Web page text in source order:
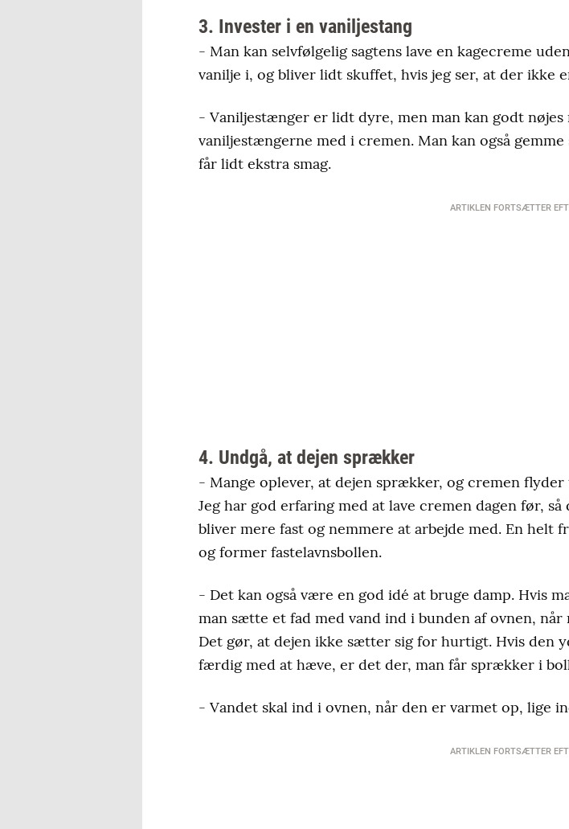
3. Invester i en vaniljestang
- Man kan selvfølgelig sagtens lave en kagecreme
vanilje i, og bliver lidt skuffet, hvis jeg ser, at der ikke
- Vaniljestænger er lidt dyre, men man kan godt
vaniljestængerne med i cremen. Man kan også
får lidt ekstra smag.
ARTIKLEN FORTSÆTTER
4. Undgå, at dejen sprækker
- Mange oplever, at dejen sprækker, og cremen flyder
Jeg har god erfaring med at lave cremen dagen før,
bliver mere fast og nemmere at arbejde med. En helt
og former fastelavnsbollen.
- Det kan også være en god idé at bruge damp. Hvis
man sætte et fad med vand ind i bunden af ovnen, når
Det gør, at dejen ikke sætter sig for hurtigt. Hvis den
færdig med at hæve, er det der, man får sprækker i
- Vandet skal ind i ovnen, når den er varmet op, lige
ARTIKLEN FORTSÆTTER